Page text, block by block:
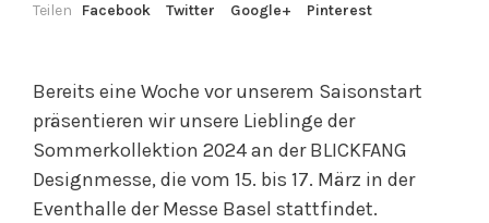
Teilen Facebook Twitter Google+ Pinterest
Bereits eine Woche vor unserem Saisonstart
präsentieren wir unsere Lieblinge der
Sommerkollektion 2024 an der BLICKFANG
Designmesse, die vom 15. bis 17. März in der
Eventhalle der Messe Basel stattfindet.